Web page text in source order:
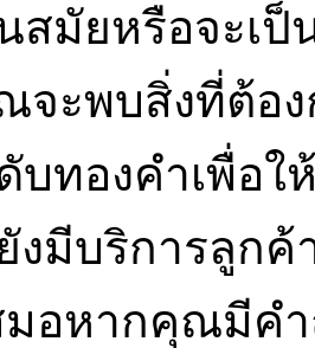
มัยหรือจะเป็
จะพบสิ่งที่ต้อ
ดับทองคำเพื่อ
งมีบริการลูก
มอหากคุณมีค